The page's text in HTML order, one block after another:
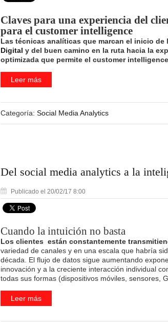
Claves para una experiencia del
para el customer intelligence
Las técnicas analíticas que marcan el inicio de
Digital y del buen camino en la ruta hacia la
optimizada que permite el customer
Leer más
Categoría: Social Media Analytics
Del social media analytics a la
Publicado el 20/02/17 8:00
Cuando la intuición no basta
Los clientes están constantemente
variedad de canales y en una escala que habría
década. El flujo de datos sigue aumentando
innovación y a la creciente interacción individual
todas sus formas (dispositivos móviles, sensores,
Leer más